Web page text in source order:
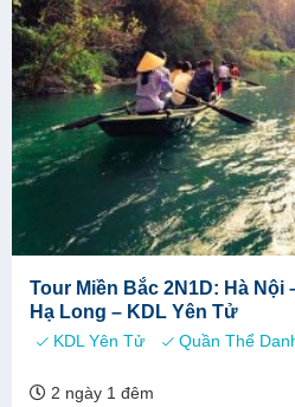
Tour Miền Bắc 2N1D: Hà Nội
Hạ Long – KDL Yên Tử
KDL Yên Tử Quần Thể
2 ngày 1 đêm